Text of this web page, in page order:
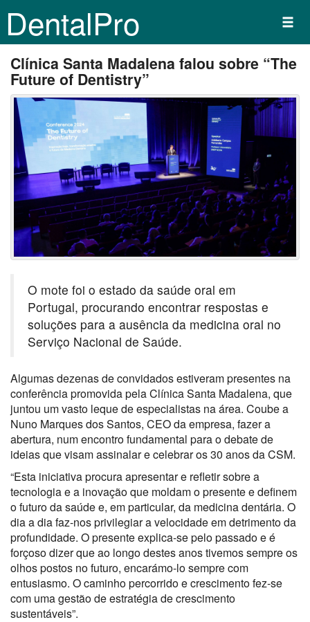
DentalPro
Clínica Santa Madalena falou sobre “The
Future of Dentistry”
O mote foi o estado da saúde oral em
Portugal, procurando encontrar respostas e
soluções para a ausência da medicina oral no
Serviço Nacional de Saúde.
Algumas dezenas de convidados estiveram presentes na
conferência promovida pela Clínica Santa Madalena, que
juntou um vasto leque de especialistas na área. Coube a
Nuno Marques dos Santos, CEO da empresa, fazer a
abertura, num encontro fundamental para o debate de
ideias que visam assinalar e celebrar os 30 anos da CSM.
“Esta iniciativa procura apresentar e refletir sobre a
tecnologia e a inovação que moldam o presente e definem
o futuro da saúde e, em particular, da medicina dentária. O
dia a dia faz-nos privilegiar a velocidade em detrimento da
profundidade. O presente explica-se pelo passado e é
forçoso dizer que ao longo destes anos tivemos sempre os
olhos postos no futuro, encarámo-lo sempre com
entusiasmo. O caminho percorrido e crescimento fez-se
com uma gestão de estratégia de crescimento
sustentáveis”.